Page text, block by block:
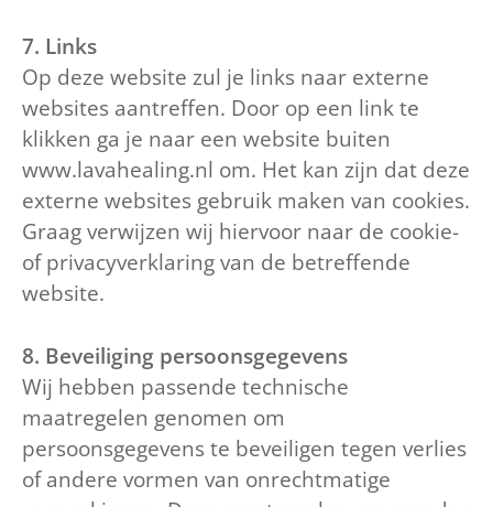
7. Links
Op deze website zul je links naar externe
websites aantreffen. Door op een link te
klikken ga je naar een website buiten
www.lavahealing.nl om. Het kan zijn dat deze
externe websites gebruik maken van cookies.
Graag verwijzen wij hiervoor naar de cookie-
of privacyverklaring van de betreffende
website.
8. Beveiliging persoonsgegevens
Wij hebben passende technische
maatregelen genomen om
persoonsgegevens te beveiligen tegen verlies
of andere vormen van onrechtmatige